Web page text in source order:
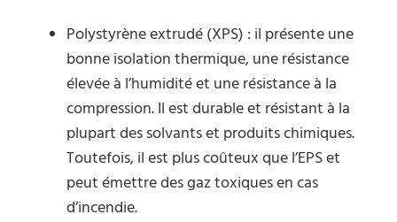
Polystyrène extrudé (XPS) : il présente une
bonne isolation thermique, une résistance
élevée à l’humidité et une résistance à la
compression. Il est durable et résistant à la
plupart des solvants et produits chimiques.
Toutefois, il est plus coûteux que l’EPS et
peut émettre des gaz toxiques en cas
d’incendie.